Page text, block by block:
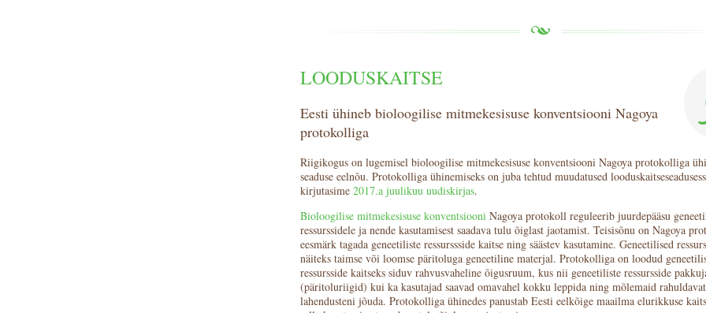
LOODUSKAITSE
Eesti ühineb bioloogilise mitmekesisuse konventsiooni Nagoya
protokolliga
Riigikogus on lugemisel bioloogilise mitmekesisuse konventsiooni Nagoya protokolliga
seaduse eelnõu. Protokolliga ühinemiseks on juba tehtud muudatused
kirjutasime 2017.a juulikuu uudiskirjas.
Bioloogilise mitmekesisuse konventsiooniNagoya protokoll reguleerib juurdepääsu
ressurssidele ja nende kasutamisest saadava tulu õiglast jaotamist. Teisisõnu on Nagoya
eesmärk tagada geneetiliste ressurssside kaitse ning säästev kasutamine. Geneetilised
näiteks taimse või loomse päritoluga geneetiline materjal. Protokolliga on loodud
ressursside kaitseks siduv rahvusvaheline õigusruum, kus nii geneetiliste ressursside
(päritoluriigid) kui ka kasutajad saavad omavahel kokku leppida ning mõlemaid
lahendusteni jõuda. Protokolliga ühinedes panustab Eesti eelkõige maailma elurikkuse